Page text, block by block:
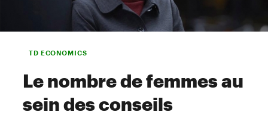
TD ECONOMICS
Le nombre de femmes au
sein des conseils